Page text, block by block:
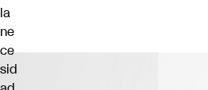
la
ne
ce
sid